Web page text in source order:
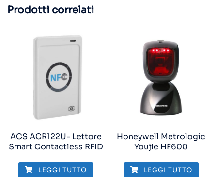
Prodotti correlati
ACS ACR122U- Lettore
Smart Contactless RFID
LEGGI TUTTO
Honeywell Metrologic
Youjie HF600
LEGGI TUTTO